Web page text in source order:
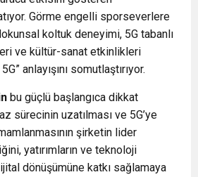
Görme engelli sporseverlere
koltuk deneyimi, 5G tabanlı
ve kültür-sanat etkinlikleri
anlayışını somutlaştırıyor.
bu güçlü başlangıca dikkat
sürecinin uzatılması ve 5G’ye
şirketin lider
yatırımların ve teknoloji
dönüşümüne katkı sağlamaya